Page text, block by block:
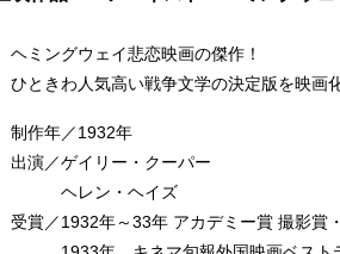
ヘミングウェイ悲恋映画の傑作！
ひときわ人気高い戦争文学の決定版を映画
制作年／1932年
出演／ゲイリー・クーパー
ヘレン・ヘイズ
受賞／1932年～33年 アカデミー賞 撮影賞